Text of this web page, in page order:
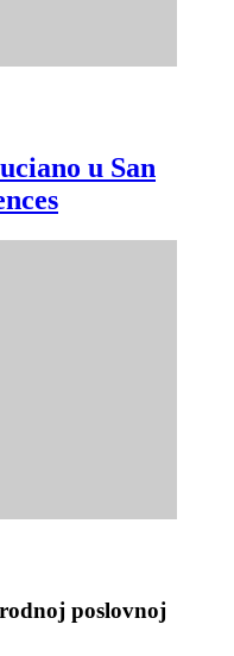
u San
poslovnoj